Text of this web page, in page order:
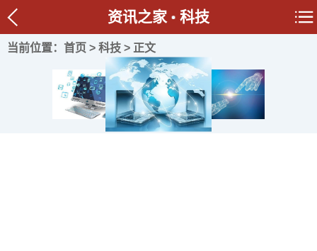
资讯之家 科技
当前位置： 首页 > 科技 > 正文